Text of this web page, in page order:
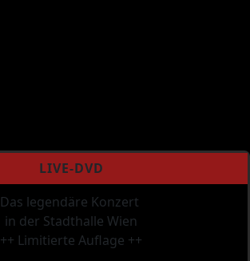
LIVE-DVD
Das legendäre Konzert
in der Stadthalle Wien
++ Limitierte Auflage ++